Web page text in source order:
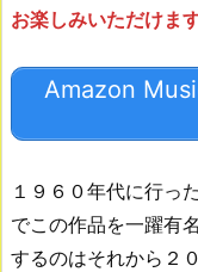
お楽しみいただけま
Amazon
１９６０年代に行っ
でこの作品を一躍有
するのはそれから２